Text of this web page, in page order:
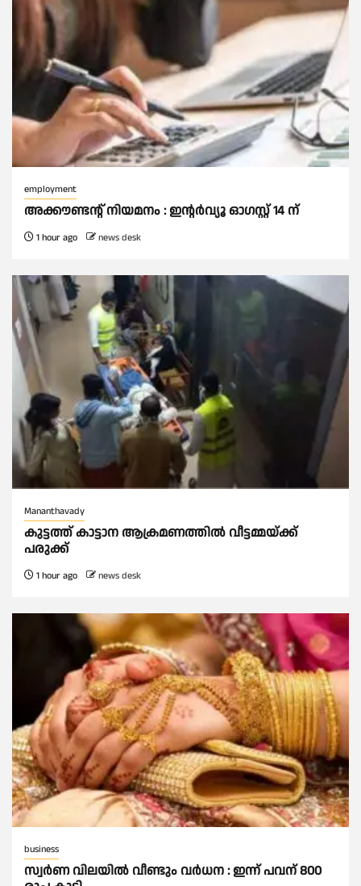
employment
അക്കൗണ്ടന്റ് നിയമനം : ഇൻ്റർവ്യൂ ഓഗസ്റ്റ് 14 ന്
1 hour ago news desk
Mananthavady
കുട്ടത്ത് കാട്ടാന ആക്രമണത്തിൽ വീട്ടമ്മയ്ക്ക്
പരുക്ക്
1 hour ago news desk
business
സ്വർണ വിലയില്‍ വീണ്ടും വർധന : ഇന്ന് പവന് 800